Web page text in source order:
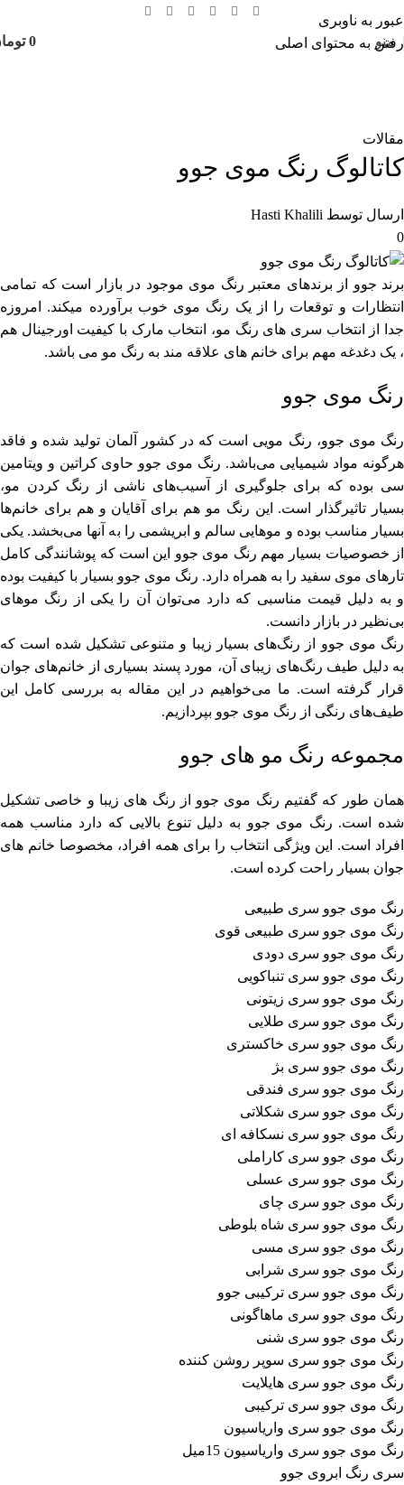
عبور به ناوبری
رفتن به محتوای اصلی
منو 0
مقالات
کاتالوگ رنگ موی جوو
ارسال توسط Hasti Khalili
0
برند جوو از برندهای معتبر رنگ موی موجود در بازار است که تمامی
انتظارات و توقعات را از یک رنگ موی خوب برآورده میکند. امروزه
جدا از انتخاب سری های رنگ مو، انتخاب مارک با کیفیت اورجینال هم
، یک دغدغه مهم برای خانم های علاقه مند به رنگ مو می باشد.
رنگ موی جوو
رنگ موی جوو، رنگ مویی است که در کشور آلمان تولید شده و فاقد
هرگونه مواد شیمیایی می‌باشد. رنگ موی جوو حاوی کراتین و ویتامین
سی بوده که برای جلوگیری از آسیب‌های ناشی از رنگ کردن مو،
بسیار تاثیرگذار است. این رنگ مو هم برای آقایان و هم برای خانم‌ها
بسیار مناسب بوده و موهایی سالم و ابریشمی را به آنها می‌بخشد. یکی
از خصوصیات بسیار مهم رنگ موی جوو این است که پوشانندگی کامل
تارهای موی سفید را به همراه دارد. رنگ موی جوو بسیار با کیفیت بوده
و به دلیل قیمت مناسبی که دارد می‌توان آن را یکی از رنگ موهای
بی‌نظیر در بازار دانست.
رنگ موی جوو از رنگ‌های بسیار زیبا و متنوعی تشکیل شده است که
به دلیل طیف رنگ‌های زیبای آن، مورد پسند بسیاری از خانم‌های جوان
قرار گرفته است. ما می‌خواهیم در این مقاله به بررسی کامل این
طیف‌های رنگی از رنگ موی جوو بپردازیم.
مجموعه رنگ مو های جوو
همان طور که گفتیم رنگ موی جوو از رنگ ‌های زیبا و خاصی تشکیل
شده است. رنگ موی جوو به دلیل تنوع بالایی که دارد مناسب همه
افراد است. این ویژگی انتخاب را برای همه افراد، مخصوصا خانم های
جوان بسیار راحت کرده است.
رنگ موی جوو سری طبیعی
رنگ موی جوو سری طبیعی قوی
رنگ موی جوو سری دودی
رنگ موی جوو سری تنباکویی
رنگ موی جوو سری زیتونی
رنگ موی جوو سری طلایی
رنگ موی جوو سری خاکستری
رنگ موی جوو سری بژ
رنگ موی جوو سری فندقی
رنگ موی جوو سری شکلاتی
رنگ موی جوو سری نسکافه ای
رنگ موی جوو سری کاراملی
رنگ موی جوو سری عسلی
رنگ موی جوو سری چای
رنگ موی جوو سری شاه بلوطی
رنگ موی جوو سری مسی
رنگ موی جوو سری شرابی
رنگ موی جوو سری ترکیبی جوو
رنگ موی جوو سری ماهاگونی
رنگ موی جوو سری شنی
رنگ موی جوو سری سوپر روشن کننده
رنگ موی جوو سری هایلایت
رنگ موی جوو سری ترکیبی
رنگ موی جوو سری واریاسیون
رنگ موی جوو سری واریاسیون 15میل
سری رنگ ابروی جوو